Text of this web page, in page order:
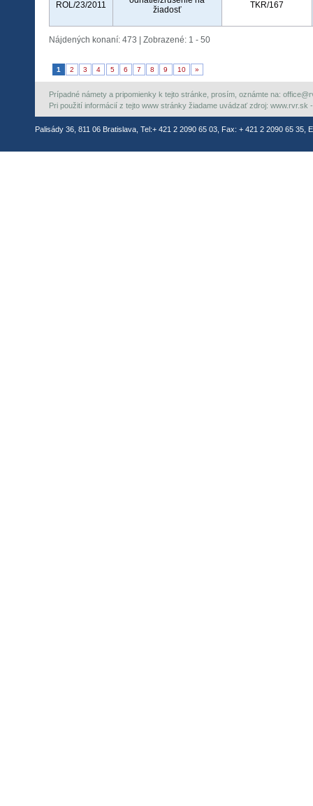
ROL/23/2011
žiadosť
TKR/167
Nájdených konaní: 473 | Zobrazené: 1 - 50
1 2 3 4 5 6 7 8 9 10 »
Prípadné námety a pripomienky k tejto stránke, prosím, oznámte na:
Pri použití informácií z tejto www stránky žiadame uvádzať zdroj: www.rvr.sk
Palisády 36, 811 06 Bratislava, Tel:+ 421 2 2090 65 03, Fax: + 421 2 2090 65 35,